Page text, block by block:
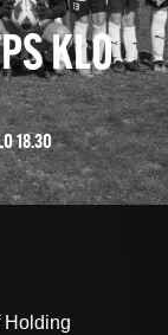
KLO
18.30
Holding